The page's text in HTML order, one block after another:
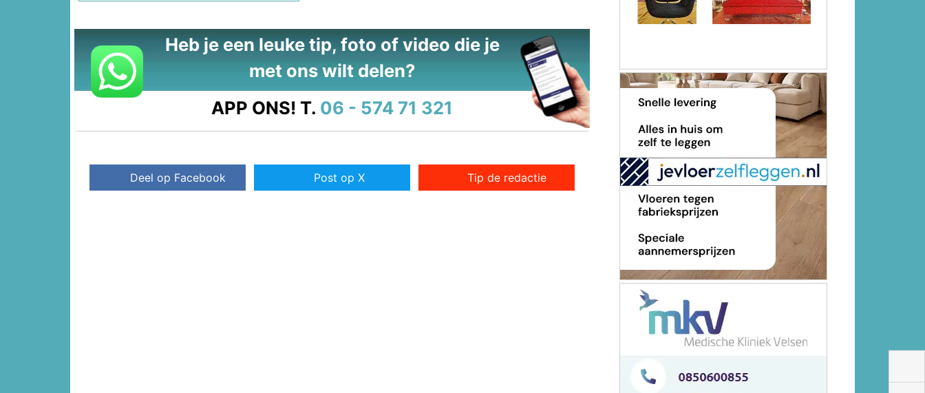
Heb je een leuke tip, foto of video die je
met ons wilt delen?
APP ONS! T. 06 - 574 71 321
Deel op Facebook Post op X Tip de redactie